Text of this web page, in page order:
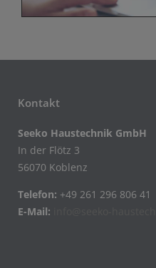
Kontakt
Seeko Haustechnik GmbH
In der Flötz 3
56070 Koblenz
Telefon: +49 261 296 806 41
E-Mail: